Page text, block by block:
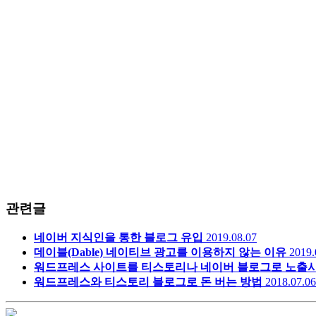
관련글
네이버 지식인을 통한 블로그 유입 2019.08.07
데이블(Dable) 네이티브 광고를 이용하지 않는 이유
워드프레스 사이트를 티스토리나 네이버 블로그로 노출
워드프레스와 티스토리 블로그로 돈 버는 방법 2018.07.06